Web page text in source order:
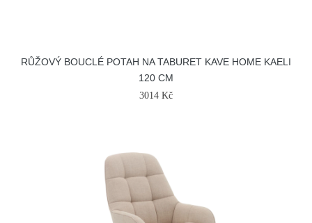
RŮŽOVÝ BOUCLÉ POTAH NA TABURET KAVE HOME KAELI
120 CM
3014 Kč